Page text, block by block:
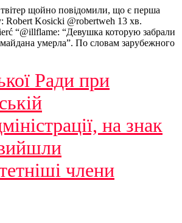
твітер щойно повідомили, що є перша
‏@robertweh 13 хв.
“@illflame: “Девушка которую забрали
умерла”. По словам зарубежного
Ради при
на знак
члени